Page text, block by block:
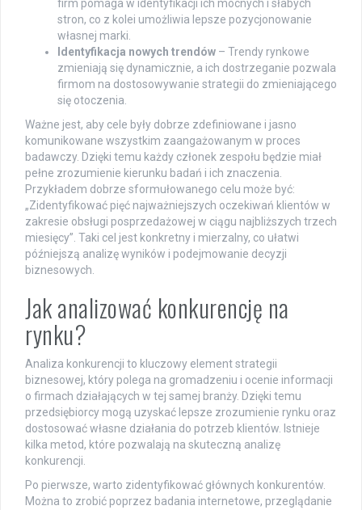
firm pomaga w identyfikacji ich mocnych i słabych
stron, co z kolei umożliwia lepsze pozycjonowanie
własnej marki.
Identyfikacja nowych trendów – Trendy rynkowe
zmieniają się dynamicznie, a ich dostrzeganie pozwala
firmom na dostosowywanie strategii do zmieniającego
się otoczenia.
Ważne jest, aby cele były dobrze zdefiniowane i jasno
komunikowane wszystkim zaangażowanym w proces
badawczy. Dzięki temu każdy członek zespołu będzie miał
pełne zrozumienie kierunku badań i ich znaczenia.
Przykładem dobrze sformułowanego celu może być:
„Zidentyfikować pięć najważniejszych oczekiwań klientów w
zakresie obsługi posprzedażowej w ciągu najbliższych trzech
miesięcy”. Taki cel jest konkretny i mierzalny, co ułatwi
późniejszą analizę wyników i podejmowanie decyzji
biznesowych.
Jak analizować konkurencję na
rynku?
Analiza konkurencji to kluczowy element strategii
biznesowej, który polega na gromadzeniu i ocenie informacji
o firmach działających w tej samej branży. Dzięki temu
przedsiębiorcy mogą uzyskać lepsze zrozumienie rynku oraz
dostosować własne działania do potrzeb klientów. Istnieje
kilka metod, które pozwalają na skuteczną analizę
konkurencji.
Po pierwsze, warto zidentyfikować głównych konkurentów.
Można to zrobić poprzez badania internetowe, przeglądanie